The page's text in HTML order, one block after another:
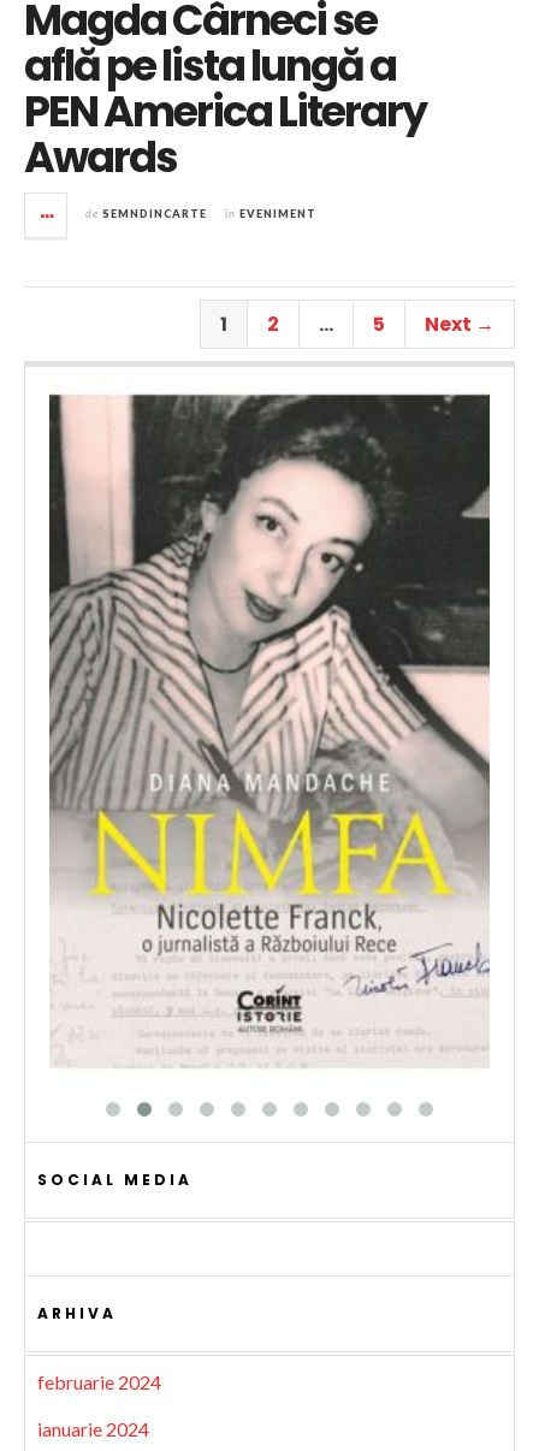
Magda Cârneci se
află pe lista lungă a
PEN America Literary
Awards
de SEMNDINCARTE în EVENIMENT
1 2 … 5 Next →
SOCIAL MEDIA
ARHIVA
februarie 2024
ianuarie 2024